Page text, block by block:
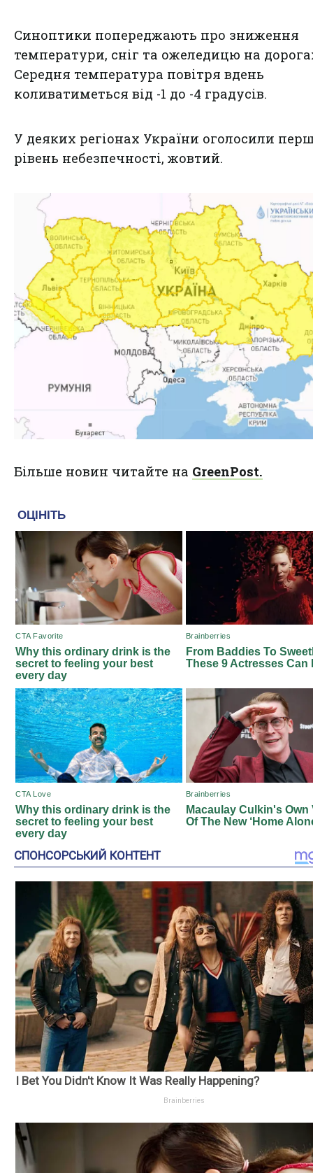
Синоптики попереджають про зниження
температури, сніг та ожеледицю на
Середня температура повітря вдень
коливатиметься від -1 до -4 градусів.
У деяких регіонах України оголосили
рівень небезпечності, жовтий.
Більше новин читайте на GreenPost.